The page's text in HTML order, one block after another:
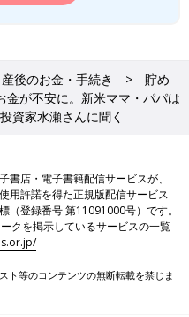
産後のお金・手続き
貯め
金が不安に。新米ママ・パパは
資家水瀬さんに聞く
書店・電子書籍配信サービスが、
用許諾を得た正規版配信サービス
（登録番号 第11091000号）です。
クを掲示しているサービスの一覧
ト等のコンテンツの無断転載を禁じま